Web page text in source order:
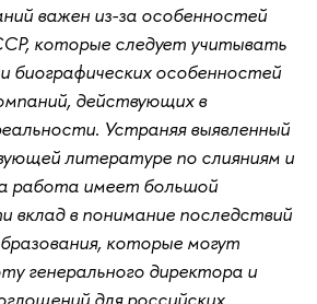
важен из-за особенностей
которые следует учитывать
биографических особенностей
действующих в
Устраняя выявленный
литературе по слияниям и
работа имеет большой
вклад в понимание последствий
которые могут
генерального директора и